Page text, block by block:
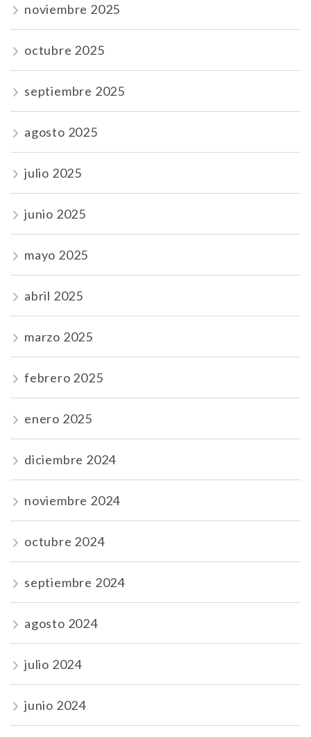
noviembre 2025
octubre 2025
septiembre 2025
agosto 2025
julio 2025
junio 2025
mayo 2025
abril 2025
marzo 2025
febrero 2025
enero 2025
diciembre 2024
noviembre 2024
octubre 2024
septiembre 2024
agosto 2024
julio 2024
junio 2024